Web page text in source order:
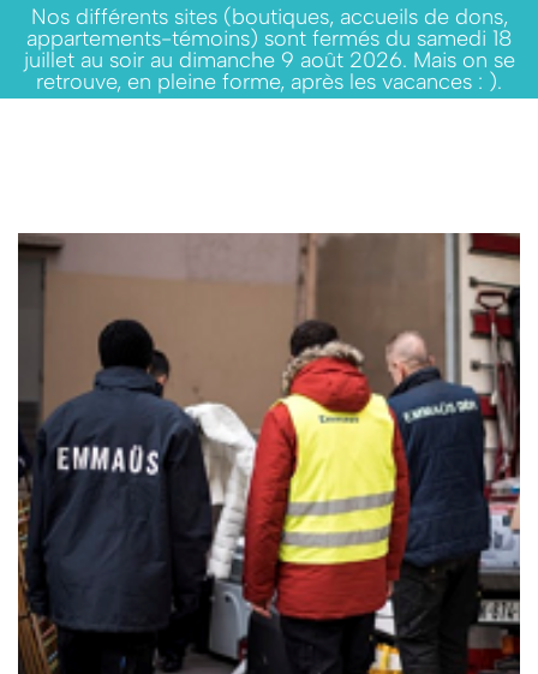
Nos différents sites (boutiques, accueils de dons,
appartements-témoins) sont fermés du samedi 18
juillet au soir au dimanche 9 août 2026. Mais on se
retrouve, en pleine forme, après les vacances : ).